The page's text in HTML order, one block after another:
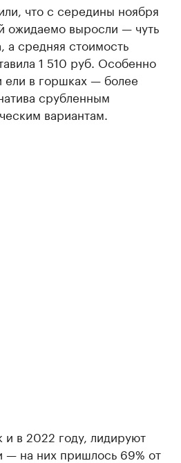
что с середины ноября
ожидаемо выросли — чуть
а средняя стоимость
1 510 руб. Особенно
ели в горшках — более
срубленным
вариантам.
в 2022 году, лидируют
— на них пришлось 69% от